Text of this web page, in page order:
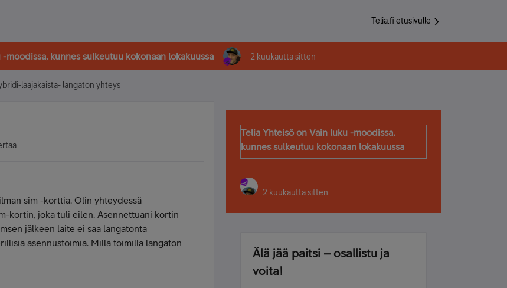
Telia.fi etusivulle
moodissa, kunnes sulkeutuu kokonaan lokakuussa 2 kuukautta sitten
laajakaista- langaton yhteys
sim -korttia. Olin yhteydessä
kortin, joka tuli eilen. Asennettuani kortin
jälkeen laite ei saa langatonta
asennustoimia. Millä toimilla langaton
Telia Yhteisö on Vain luku -moodissa,
kunnes sulkeutuu kokonaan lokakuussa
2 kuukautta sitten
Älä jää paitsi – osallistu ja
voita!